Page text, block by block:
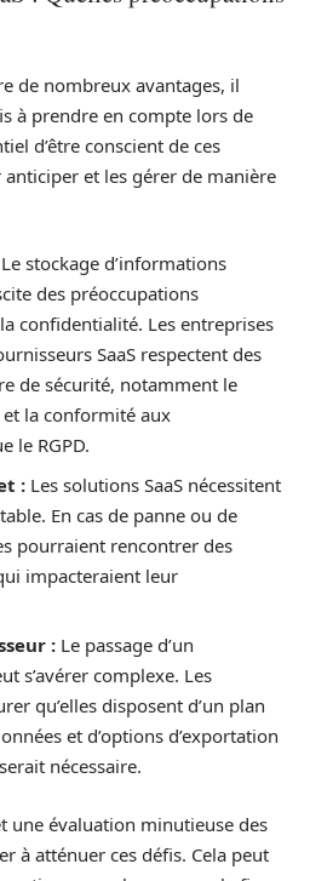
de nombreux avantages, il
à prendre en compte lors de
d’être conscient de ces
et les gérer de manière
Le stockage d’informations
des préoccupations
confidentialité. Les entreprises
SaaS respectent des
de sécurité, notamment le
la conformité aux
le RGPD.
: Les solutions SaaS nécessitent
En cas de panne ou de
pourraient rencontrer des
impacteraient leur
: Le passage d’un
s’avérer complexe. Les
qu’elles disposent d’un plan
et d’options d’exportation
nécessaire.
une évaluation minutieuse des
à atténuer ces défis. Cela peut